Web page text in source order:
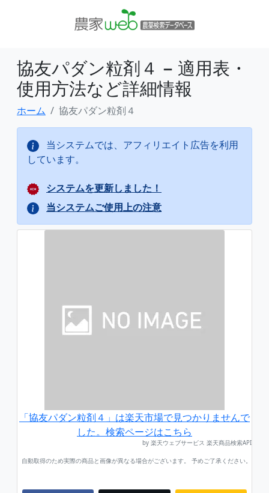
協友パダン粒剤４ − 適用表・
使用方法など詳細情報
ホーム 協友パダン粒剤４
当システムでは、アフィリエイト広告を利用
しています。
システムを更新しました！
当システムご使用上の注意
「協友パダン粒剤４」は楽天市場で見つかりませんで
した。検索ページはこちら
by 楽天ウェブサービス 楽天商品検索API
自動取得のため実際の商品と画像が異なる場合がございます。 予めご了承ください。